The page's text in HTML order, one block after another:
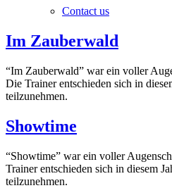
Contact us
Im Zauberwald
“Im Zauberwald” war ein voller
Die Trainer entschieden sich in
teilzunehmen.
Showtime
“Showtime” war ein voller
Trainer entschieden sich in diesem
teilzunehmen.